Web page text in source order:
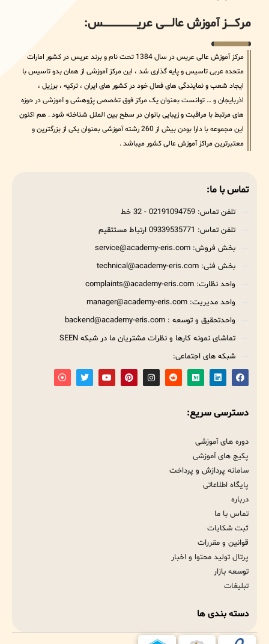
مرکــــــز آموزش عالــــــی عریــــــــــــــــــــــــــــس:
مرکز آموزش عالی عریس در سال 1384 تحت نام و برند عریس در کشور امارات
متحده عربی تاسیس و پایه گذاری شد ، این مرکز آموزشی از همان بدو تاسیس با
ایجاد شعب و نمایندگی های فعال خود در کشور های ایران ، ترکیه ، برزیل ،
اذربایجان و … توانست بعنوان یک مرکز فوق تخصصی پژوهشی و آموزشی در حوزه
های مرتبط با مراقبت و زیبایی بانوان در سطح بین الملل شناخته شود . هم اکنون
این مجموعه با دارا بودن بیش از 260 رشته آموزشی بعنوان یکی از بزرگترین و
معتبرترین مراکز آموزش عالی کشور میباشد .
تماس با ما:
تلفن تماس: 02191094759 - 32 خط
تلفن تماس: 09339535771 ارتباط مستتقیم
بخش فروش: service@academy-eris.com
بخش فنی: technical@academy-eris.com
واحد نظارت: complaints@academy-eris.com
واحد مدیریت: manager@academy-eris.com
واحدتحقیق و توسعه : backend@academy-eris.com
تماشای نمونه کارها و نظرات مشتریان ما در شبکه SEEN
شبکه های اجتماعی:
دسترسی سریع:
دوره های آموزشی
پکیج های آموزشی
سامانه پردازش و پرداخت
پایگاه اطلاعاتی
درباره
تماس با ما
ثبت شکایات
قوانین و مقررات
پرتال تولید محتوا و اخبار
توسعه بازار
تبلیغات
دسته بندی ها